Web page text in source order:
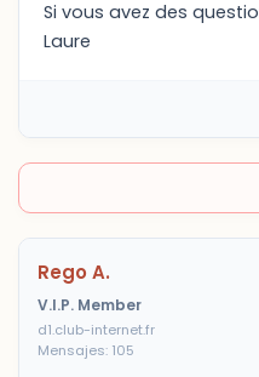
Si vous avez des
Laure
Rego A.
V.I.P. Member
d1.club-internet.fr
Mensajes: 105